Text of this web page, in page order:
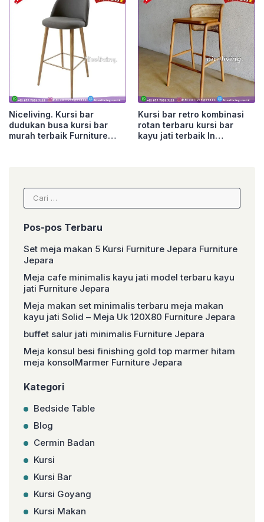
Niceliving. Kursi bar
dudukan busa kursi bar
murah terbaik Furniture
Kursi bar retro kombinasi
rotan terbaru kursi bar
kayu jati terbaik In
Cari
untuk:
Pos-pos Terbaru
Set meja makan 5 Kursi Furniture Jepara Furniture
Jepara
Meja cafe minimalis kayu jati model terbaru kayu
jati Furniture Jepara
Meja makan set minimalis terbaru meja makan
kayu jati Solid – Meja Uk 120X80 Furniture Jepara
buffet salur jati minimalis Furniture Jepara
Meja konsul besi finishing gold top marmer hitam
meja konsolMarmer Furniture Jepara
Kategori
Bedside Table
Blog
Cermin Badan
Kursi
Kursi Bar
Kursi Goyang
Kursi Makan